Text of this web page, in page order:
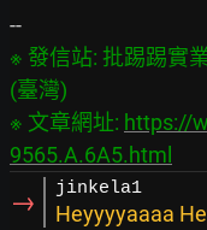
※ 發信站: 批踢踢實
(臺灣)
※ 文章網址: https://
9565.A.6A5.html
→ jinkela1
Heyyyyaaaa